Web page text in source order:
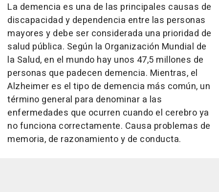
La demencia es una de las principales causas de
discapacidad y dependencia entre las personas
mayores y debe ser considerada una prioridad de
salud pública. Según la Organización Mundial de
la Salud, en el mundo hay unos 47,5 millones de
personas que padecen demencia. Mientras, el
Alzheimer es el tipo de demencia más común, un
término general para denominar a las
enfermedades que ocurren cuando el cerebro ya
no funciona correctamente. Causa problemas de
memoria, de razonamiento y de conducta.